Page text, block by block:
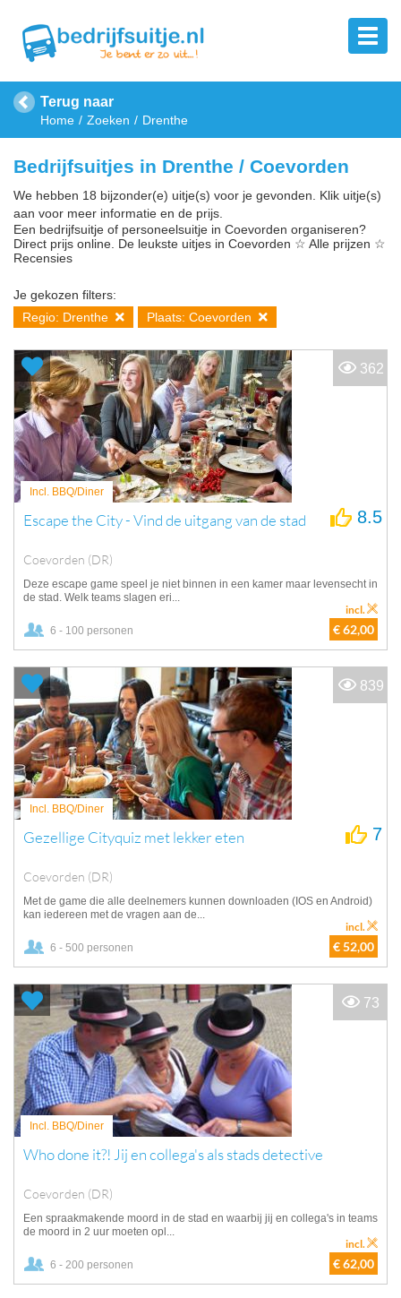
Terug naar
Home Zoeken Drenthe
Bedrijfsuitjes in Drenthe / Coevorden
We hebben 18 bijzonder(e) uitje(s) voor je gevonden. Klik uitje(s)
aan voor meer informatie en de prijs.
Een bedrijfsuitje of personeelsuitje in Coevorden organiseren?
Direct prijs online. De leukste uitjes in Coevorden ☆ Alle prijzen ☆
Recensies
Je gekozen filters:
Regio: Drenthe
Plaats: Coevorden
Incl. BBQ/Diner
Escape the City - Vind de uitgang van de stad
Coevorden (DR)
8.5
Deze escape game speel je niet binnen in een kamer maar levensecht in
de stad. Welk teams slagen eri...
6 - 100 personen € 62,00
incl.
362
Incl. BBQ/Diner
Gezellige Cityquiz met lekker eten
Coevorden (DR)
7
Met de game die alle deelnemers kunnen downloaden (IOS en Android)
kan iedereen met de vragen aan de...
6 - 500 personen € 52,00
incl.
839
Incl. BBQ/Diner
Who done it?! Jij en collega's als stads detective
Coevorden (DR)
Een spraakmakende moord in de stad en waarbij jij en collega's in teams
de moord in 2 uur moeten opl...
6 - 200 personen € 62,00
incl.
73